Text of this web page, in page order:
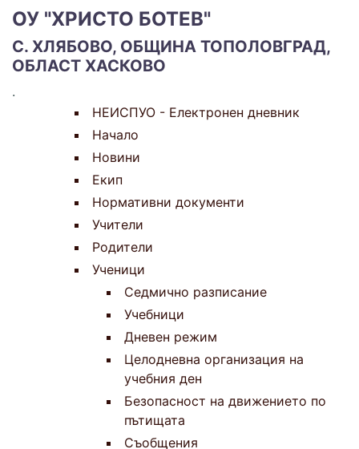
ОУ "ХРИСТО БОТЕВ"
С. ХЛЯБОВО, ОБЩИНА ТОПОЛОВГРАД,
ОБЛАСТ ХАСКОВО
.
НЕИСПУО - Електронен дневник
Начало
Новини
Екип
Нормативни документи
Учители
Родители
Ученици
Седмично разписание
Учебници
Дневен режим
Целодневна организация на
учебния ден
Безопасност на движението по
пътищата
Съобщения